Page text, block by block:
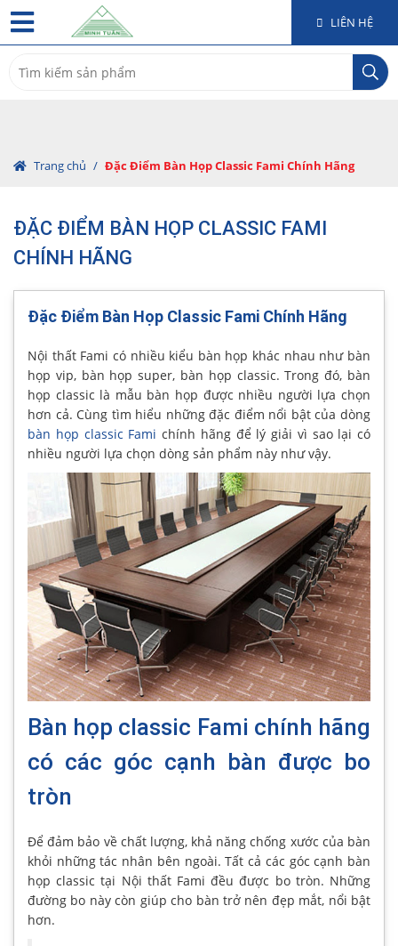
LIÊN HỆ
for:
Trang chủ / Đặc Điểm Bàn Họp Classic Fami Chính Hãng
ĐẶC ĐIỂM BÀN HỌP CLASSIC FAMI
CHÍNH HÃNG
Đặc Điểm Bàn Họp Classic Fami Chính Hãng
Nội thất Fami có nhiều kiểu bàn họp khác nhau như bàn
họp vip, bàn họp super, bàn họp classic. Trong đó, bàn
họp classic là mẫu bàn họp được nhiều người lựa chọn
hơn cả. Cùng tìm hiểu những đặc điểm nổi bật của dòng
bàn họp classic Fami chính hãng để lý giải vì sao lại có
nhiều người lựa chọn dòng sản phẩm này như vậy.
Bàn họp classic Fami chính hãng
có các góc cạnh bàn được bo
tròn
Để đảm bảo về chất lượng, khả năng chống xước của bàn
khỏi những tác nhân bên ngoài. Tất cả các góc cạnh bàn
họp classic tại Nội thất Fami đều được bo tròn. Những
đường bo này còn giúp cho bàn trở nên đẹp mắt, nổi bật
hơn.